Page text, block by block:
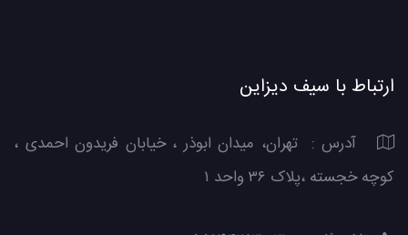
ارتباط با سیف دیزاین
آدرس : تهران، میدان ابوذر ، خیابان فریدون احمدی ،
کوچه خجسته ،پلاک ۳۶ واحد ۱